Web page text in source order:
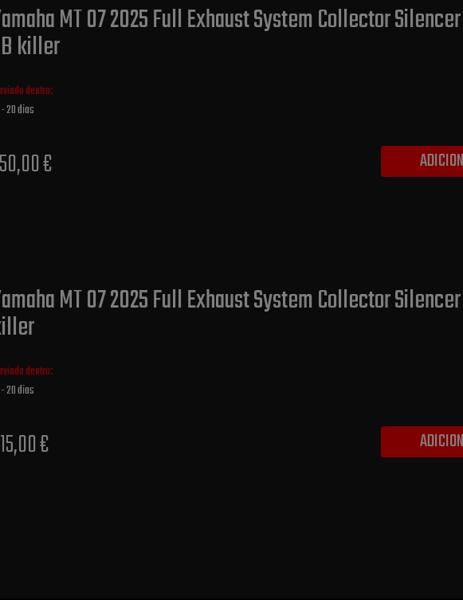
MT 07 2025 Full Exhaust System Collector
killer
dentro:
20 dias
€
MT 07 2025 Full Exhaust System Collector Silencer
dentro:
20 dias
€